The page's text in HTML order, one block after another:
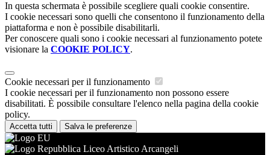
In questa schermata è possibile scegliere quali cookie consentire.
I cookie necessari sono quelli che consentono il funzionamento della
piattaforma e non è possibile disabilitarli.
Per conoscere quali sono i cookie necessari al funzionamento potete
visionare la COOKIE POLICY.
Cookie necessari per il funzionamento
I cookie necessari per il funzionamento non possono essere
disabilitati. È possibile consultare l'elenco nella pagina della cookie
policy.
Accetta tutti Salva le preferenze
Liceo Artistico Arcangeli